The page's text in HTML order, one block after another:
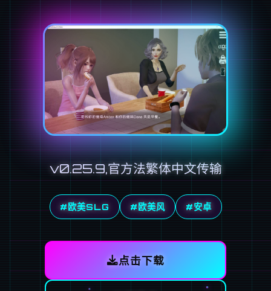
v0.25.9,官方法繁体中文传输
#欧美SLG #欧美风 #安卓
点击下载